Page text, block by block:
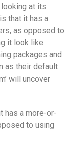
at its
that it has a
as opposed to
it look like
packages and
as their default
will uncover
has a more-or-
to using